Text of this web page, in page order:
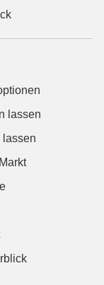
lassen
lassen